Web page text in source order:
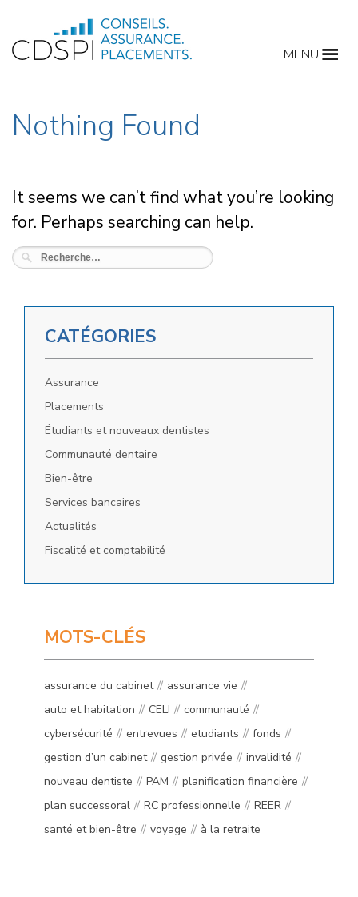
content
MENU
Nothing Found
It seems we can’t find what you’re looking
for. Perhaps searching can help.
RECHERCHER :
CATÉGORIES
Assurance
Placements
Étudiants et nouveaux dentistes
Communauté dentaire
Bien-être
Services bancaires
Actualités
Fiscalité et comptabilité
MOTS-CLÉS
assurance du cabinet
assurance vie
auto et habitation
CELI
communauté
cybersécurité
entrevues etudiants
fonds
gestion d’un cabinet
gestion privée
invalidité
nouveau dentiste
PAM
planification financière
plan successoral
RC professionnelle
REER
santé et bien-être
voyage à la retraite